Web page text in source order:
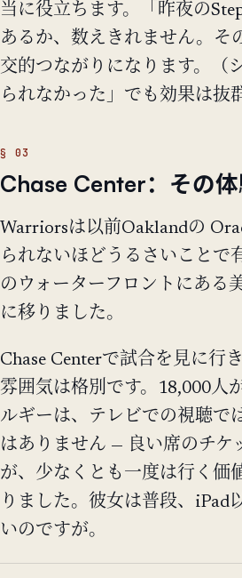
当に役立ちます。「昨夜の
あるか、数えきれません。そ
交的つながりになります。（
られなかった」でも効果は抜
Chase Center：その
Warriorsは以前Oaklandの
られないほどうるさいことで
のウォーターフロントにある
に移りました。
Chase Centerで試合を見に行
雰囲気は格別です。18,000人
ルギーは、テレビでの視聴で
はありません — 良い席のチケ
が、少なくとも一度は行く価
りました。彼女は普段、iPad
いのですが。